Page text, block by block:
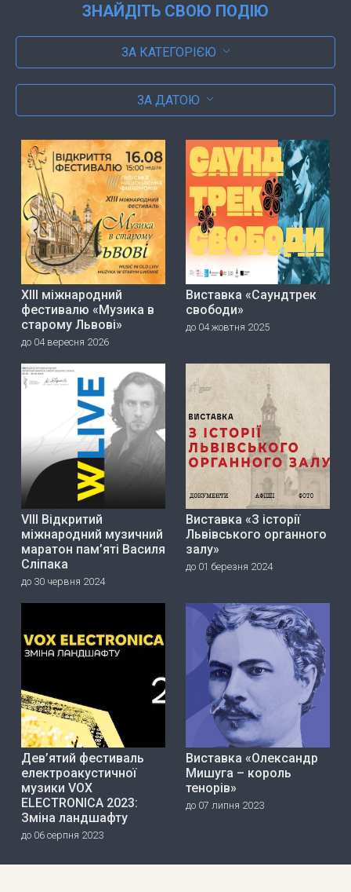
ЗНАЙДІТЬ СВОЮ ПОДІЮ
ЗА КАТЕГОРІЄЮ
ЗА ДАТОЮ
ХІІІ міжнародний
фестивалю «Музика в
старому Львові»
до 04 вересня 2026
Виставка «Саундтрек
свободи»
до 04 жовтня 2025
VIII Відкритий
міжнародний музичний
маратон пам’яті Василя
Сліпака
до 30 червня 2024
Виставка «З історії
Львівського органного
залу»
до 01 березня 2024
Дев’ятий фестиваль
електроакустичної
музики VOX
ELECTRONICA 2023:
Зміна ландшафту
до 06 серпня 2023
Виставка «Олександр
Мишуга – король
тенорів»
до 07 липня 2023